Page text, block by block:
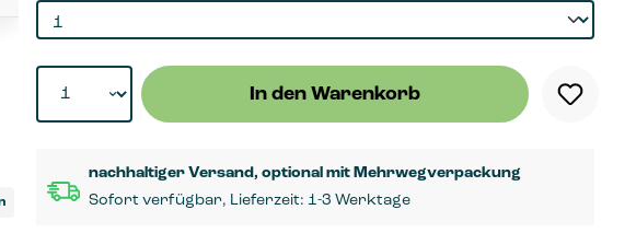
Produkt Anzahl: Gib den gewünschten Wert ein oder benutze die
In den Warenkorb
nachhaltiger Versand, optional mit Mehrwegverpackung
Sofort verfügbar, Lieferzeit: 1-3 Werktage